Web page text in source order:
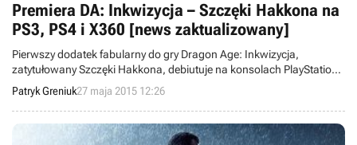
Premiera DA: Inkwizycja – Szczęki Hakkona na
PS3, PS4 i X360 [news zaktualizowany]
Pierwszy dodatek fabularny do gry Dragon Age: Inkwizycja,
zatytułowany Szczęki Hakkona, debiutuje na konsolach PlayStation
3, PlayStation 4 oraz Xbox 360. Gracze europejscy będą mogli
pobrać rozszerzenie jeszcze dzisiaj.
Patryk Greniuk27 maja 2015 12:26